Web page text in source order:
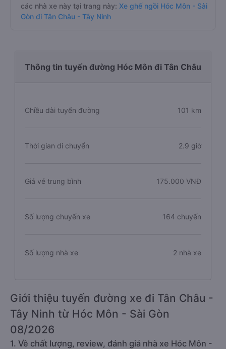
các nhà xe này tại trang này: Xe ghế ngồi Hóc Môn - Sài
Gòn đi Tân Châu - Tây Ninh
Thông tin tuyến đường Hóc Môn đi Tân Châu
Chiều dài tuyến đường 101 km
Thời gian di chuyển 2.9 giờ
Giá vé trung bình 175.000 VNĐ
Số lượng chuyến xe 164 chuyến
Số lượng nhà xe 2 nhà xe
Giới thiệu tuyến đường xe đi Tân Châu -
Tây Ninh từ Hóc Môn - Sài Gòn
08/2026
1. Về chất lượng, review, đánh giá nhà xe Hóc Môn -